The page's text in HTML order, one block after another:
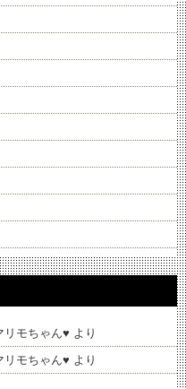
リモちゃん♥️ より
リモちゃん♥️ より